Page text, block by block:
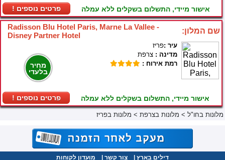
! פרטים נוספים אישור מיידי, התשלום בשקלים ללא עמלה
Radisson Blu Hotel Paris, Marne La Vallee -
Disney Partner Hotel
שם המלון:
מחיר
בלעדי
! פרטים נוספים
עיר :פריז
מדינה : צרפת
רמת אירוח :
אישור מיידי, התשלום בשקלים ללא עמלה
מלונות בחו"ל > מלונות בצרפת > מלונות בפריז
דילים בארץ צור קשר מועדון לקוחות